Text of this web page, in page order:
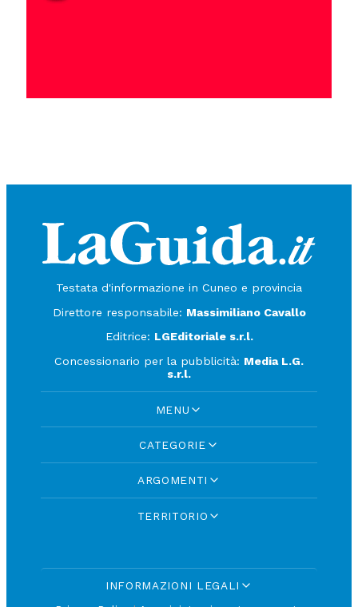
Testata d'informazione in Cuneo e provincia
Direttore responsabile: Massimiliano Cavallo
Editrice: LGEditoriale s.r.l.
Concessionario per la pubblicità: Media L.G.
s.r.l.
MENU
CATEGORIE
ARGOMENTI
TERRITORIO
INFORMAZIONI LEGALI